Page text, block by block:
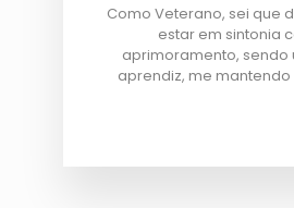
Como Veterano, sei que
estar em sintonia
aprimoramento, sendo
aprendiz, me